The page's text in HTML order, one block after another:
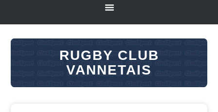
RUGBY CLUB
VANNETAIS